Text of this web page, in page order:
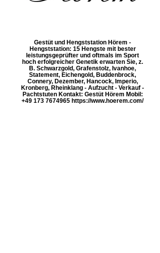
Gestüt und Hengststation Hörem -
Hengststation: 15 Hengste mit bester
leistungsgeprüfter und oftmals im Sport
hoch erfolgreicher Genetik erwarten Sie, z.
B. Schwarzgold, Grafenstolz, Ivanhoe,
Statement, Eichengold, Buddenbrock,
Connery, Dezember, Hancock, Imperio,
Kronberg, Rheinklang - Aufzucht - Verkauf -
Pachtstuten Kontakt: Gestüt Hörem Mobil:
+49 173 7674965 https://www.hoerem.com/